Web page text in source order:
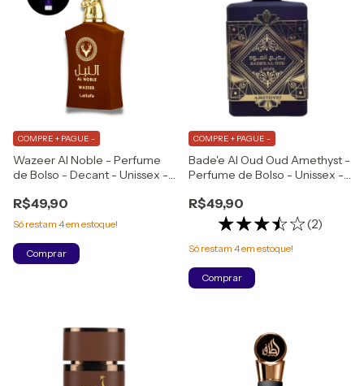
Wazeer Al Noble - Perfume
de Bolso - Decant - Unissex -
R$49,90
COMPRE + PAGUE -
Só restam 4em estoque!
Comprar
Bade'e Al Oud Oud Amethyst -
Perfume de Bolso - Unissex -
R$49,90
(2)
COMPRE + PAGUE -
Só restam 4em estoque!
Comprar